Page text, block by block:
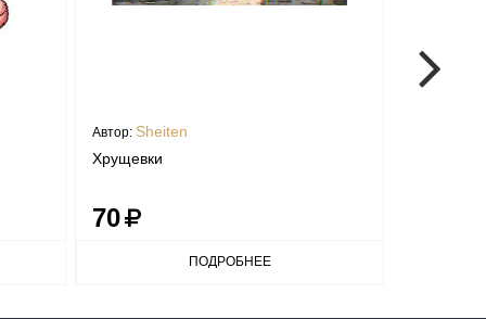
Автор: Sheiten
Хрущевки
70
ПОДРОБНЕЕ